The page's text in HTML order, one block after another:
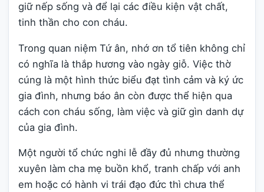
giữ nếp sống và để lại các điều kiện vật chất,
tinh thần cho con cháu.
Trong quan niệm Tứ ân, nhớ ơn tổ tiên không chỉ
có nghĩa là thắp hương vào ngày giỗ. Việc thờ
cúng là một hình thức biểu đạt tình cảm và ký ức
gia đình, nhưng báo ân còn được thể hiện qua
cách con cháu sống, làm việc và giữ gìn danh dự
của gia đình.
Một người tổ chức nghi lễ đầy đủ nhưng thường
xuyên làm cha mẹ buồn khổ, tranh chấp với anh
em hoặc có hành vi trái đạo đức thì chưa thể